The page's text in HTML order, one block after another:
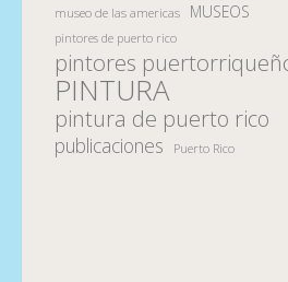
museo de las americas MUSEOS
pintores de puerto rico
pintores
PINTURA
pintura de puerto rico
publicaciones Puerto Rico